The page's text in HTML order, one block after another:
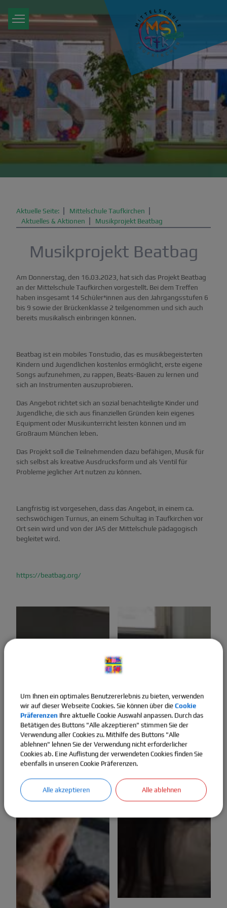
Aktuelle Seite:
Mittelschule Taufkirchen
Aktuelles & Aktionen
Musikprojekt Beatbag
Musikprojekt Beatbag
Am Donnerstag, den 16.03.2023, hat sich das Projekt Beatbag
an der Mittelschule Taufkirchen vorgestellt. Bei dem Treffen
haben insgesamt 14 Schüler*innen aus den Jahrgangsstufen 6
bis 9 sowie der Brückenklasse 2 teilgenommen und sich auch
bereits musikalisch einbringen können.
Beatbag ist ein mobiles Tonstudio, das es musikbegeisterten
Kindern und Jugendlichen kostenlos ermöglicht, erste eigene
Songs aufzunehmen, zu rappen, Beats-Bauen zu lernen und
sich an Instrumenten auszuprobieren.
Das Angebot richtet sich an sozial benachteiligte Kinder und
Jugendliche, die sich aus finanziellen Gründen kein eigenes
Equipment oder Musikunterricht leisten können und im
Großraum München leben.
Das Projekt soll die Teilnehmenden dazu befähigen, Musik für
sich selbst als kreative Ausdrucksform und als Ventil für
Probleme jeglicher Art nutzen zu können.
Langfristig ist vorgesehen, dass das Angebot, in einem ca.
sechswöchigen Turnus, an einem Schultag in Taufkirchen vor
Ort sein wird und von der JAS der Mittelschule pädagogisch
begleitet wird.
https://beatbag.org/
Um Ihnen ein optimales Benutzererlebnis zu bieten, verwenden
wir auf dieser Webseite Cookies. Sie können über die Cookie
Präferenzen Ihre aktuelle Cookie Auswahl anpassen. Durch das
Betätigen des Buttons "Alle akzeptieren" stimmen Sie der
Verwendung aller Cookies zu. Mithilfe des Buttons "Alle
ablehnen" lehnen Sie der Verwendung nicht erforderlicher
Cookies ab. Eine Auflistung der verwendeten Cookies finden Sie
ebenfalls in unseren Cookie Präferenzen.
Alle akzeptieren Alle ablehnen